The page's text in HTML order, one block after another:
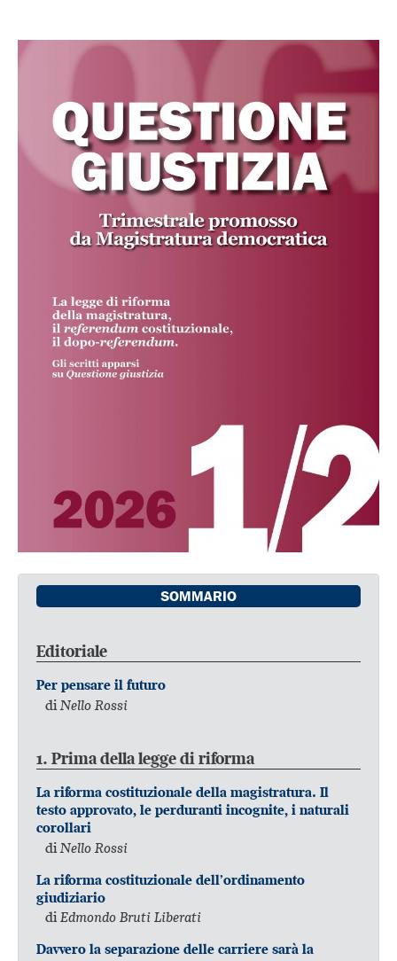
SOMMARIO
Editoriale
Per pensare il futuro
di Nello Rossi
1. Prima della legge di riforma
La riforma costituzionale della magistratura. Il
testo approvato, le perduranti incognite, i naturali
corollari
di Nello Rossi
La riforma costituzionale dell’ordinamento
giudiziario
diEdmondo Bruti Liberati
Davvero la separazione delle carriere sarà la